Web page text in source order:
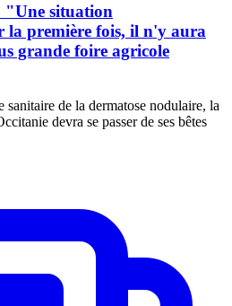
"Une situation
la première fois, il n'y aura
grande foire agricole
sanitaire de la dermatose nodulaire, la
devra se passer de ses bêtes